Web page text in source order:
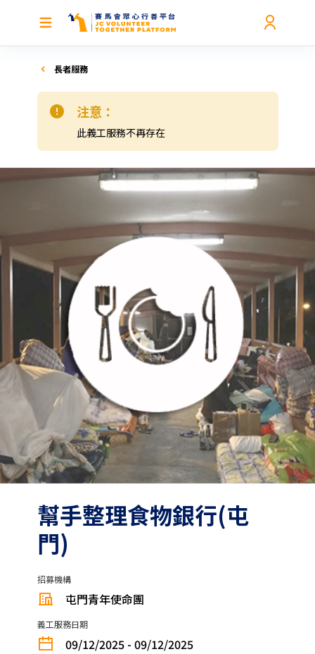
長者服務
注意：
此義工服務不再存在
幫手整理食物銀行(屯
門)
招募機構
屯門青年使命團
義工服務日期
09/12/2025 - 09/12/2025